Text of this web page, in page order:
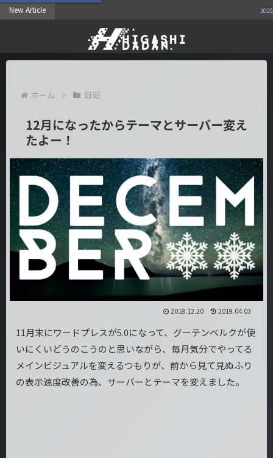
New Article 2025/01/12
ホーム 日記
12月になったからテーマとサーバー変え
たよー！
2018.12.20 2019.04.03
11月末にワードプレスが5.0になって、グーテンベルクが使
いにくいどうのこうのと思いながら、毎月気分でやってる
メインビジュアルを変えるつもりが、前から見て見ぬふり
の表示速度改善の為、サーバーとテーマを変えました。